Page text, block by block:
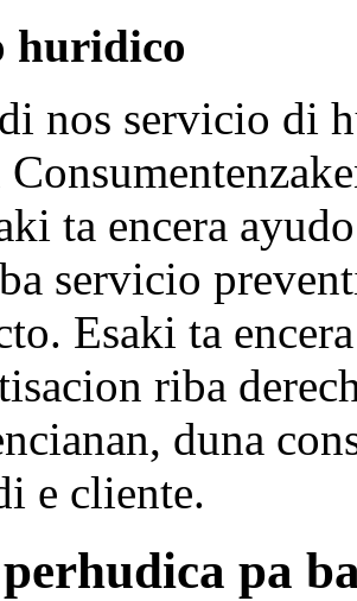
huridico
nos servicio di
ta encera
servicio
Esaki ta
riba
duna
e cliente.
pa